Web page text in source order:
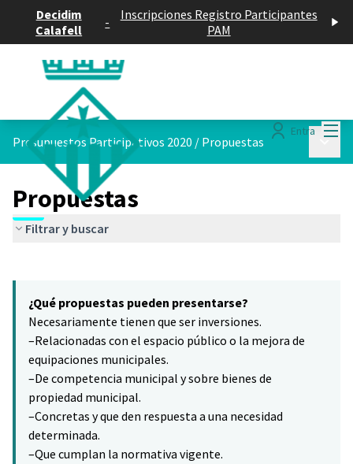
Decidim
Calafell
-
Inscripciones Registro Participantes
PAM
Entra
Presupuestos Participativos 2020 / Propuestas
Propuestas
Filtrar y buscar
−
¿Qué propuestas pueden presentarse?
Necesariamente tienen que ser inversiones.
–Relacionadas con el espacio público o la mejora de
equipaciones municipales.
–De competencia municipal y sobre bienes de
propiedad municipal.
–Concretas y que den respuesta a una necesidad
determinada.
–Que cumplan la normativa vigente.